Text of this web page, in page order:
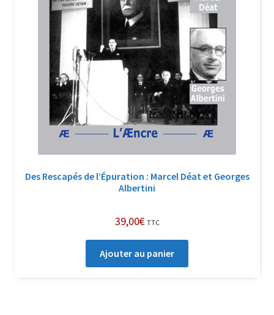
Politique de confidentialité et cookies
Qui sommes-nous ?
Soutien à Philippe Randa
Suivi de la Commande
Des Rescapés de l’Épuration : Marcel Déat et Georges
Albertini
39,00€ TTC
Ajouter au panier